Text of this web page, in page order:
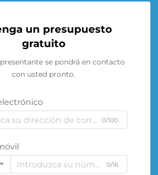
un presupuesto
gratuito
se pondrá en contacto
con usted pronto.
0/100
0/16